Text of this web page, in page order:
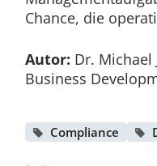
Chance, die
Autor: Dr. Michael
Business
Compliance